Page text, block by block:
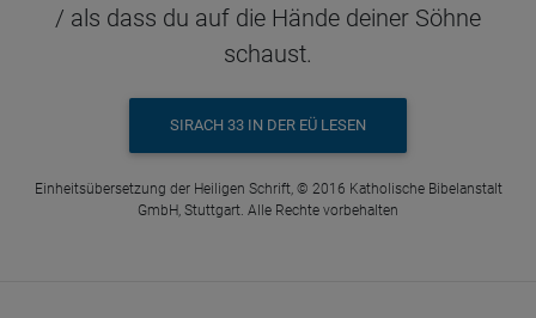
/ als dass du auf die Hände deiner Söhne
schaust.
SIRACH 33 IN DER EÜ LESEN
Einheitsübersetzung der Heiligen Schrift, © 2016 Katholische Bibelanstalt
GmbH, Stuttgart. Alle Rechte vorbehalten